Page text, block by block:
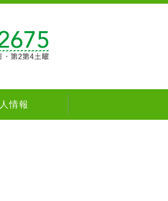
ォーム natural house
情報